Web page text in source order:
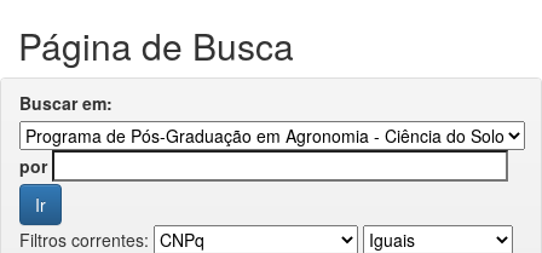
Página de Busca
Buscar em:
por
Filtros correntes: